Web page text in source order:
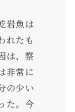
岩魚は
れたも
は、察
非常に
の少い
た。今